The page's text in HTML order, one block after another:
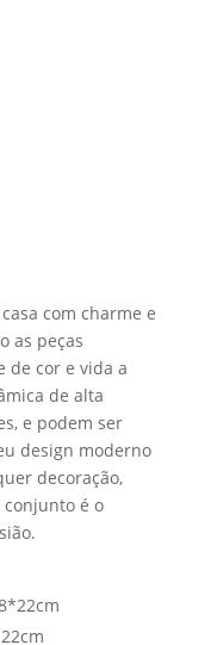
com charme e
as peças
de cor e vida a
de alta
e podem ser
design moderno
decoração,
é o